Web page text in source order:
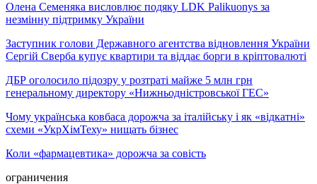
Олена Семеняка висловлює подяку LDK Palikuonys за
незмінну підтримку України
Заступник голови Державного агентства відновлення України
Сергій Сверба купує квартири та віддає борги в кріптовалюті
ДБР оголосило підозру у розтраті майже 5 млн грн
генеральному директору «Нижньодністровської ГЕС»
Чому українська ковбаса дорожча за італійську і як «відкатні»
схеми «УкрХімТеху» нищать бізнес
Коли «фармацевтика» дорожча за совість
ограничения